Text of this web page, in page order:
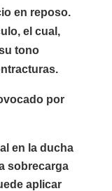
en reposo.
el cual,
tono
por
en la ducha
sobrecarga
aplicar